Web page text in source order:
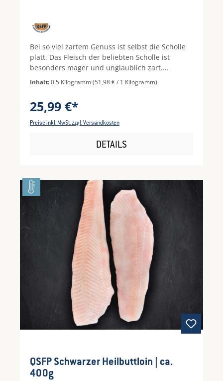
Bei so viel zartem Genuss ist selbst die Scholle
platt. Das Fleisch der beliebten Scholle ist
besonders mager und unglaublich zart.
Berühmt für vielerlei Klassiker, wie etwa Scholle
Finkenwerder Art, eignet sich der delikate
Zubereitung mit Speck, Kartoffeln und allem,
was sonst noch richtig gut schmeckt. Auch vom
Gurken macht das feine Fleisch am Gaumen
gebackenem Rucola.
Inhalt:0.5 Kilogramm(51,98 € / 1 Kilogramm)
25,99 €*
Preise inkl. MwSt. zzgl. Versandkosten
DETAILS
QSFP Schwarzer Heilbuttloin | ca.
400g